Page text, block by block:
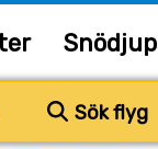
Snödjup
Sök flyg